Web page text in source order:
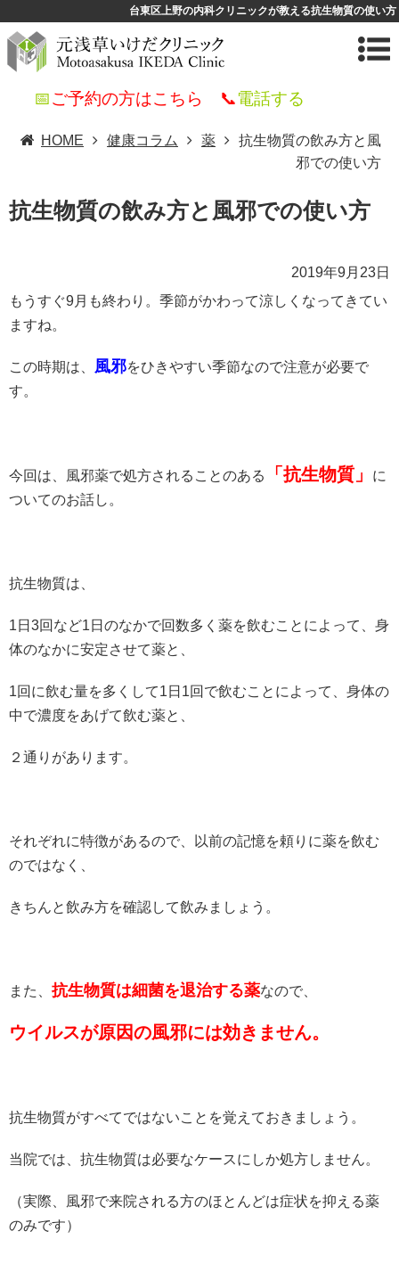
台東区上野の内科クリニックが教える抗生物質の使い方
📅ご予約の方はこちら 📞電話する
HOME 健康コラム 薬
抗生物質の飲み方と風
邪での使い方
抗生物質の飲み方と風邪での使い方
2019年9月23日
もうすぐ9月も終わり。季節がかわって涼しくなってきてい
ますね。
この時期は、 風邪をひきやすい季節なので注意が必要で
す。
今回は、風邪薬で処方されることのある 「抗生物質」
に
ついてのお話し。
抗生物質は、
1日3回など1日のなかで回数多く薬を飲むことによって、身
体のなかに安定させて薬と、
1回に飲む量を多くして1日1回で飲むことによって、身体の
中で濃度をあげて飲む薬と、
２通りがあります。
それぞれに特徴があるので、以前の記憶を頼りに薬を飲む
のではなく、
きちんと飲み方を確認して飲みましょう。
また、 抗生物質は細菌を退治する薬なので、
ウイルスが原因の風邪には効きません。
抗生物質がすべてではないことを覚えておきましょう。
当院では、抗生物質は必要なケースにしか処方しません。
（実際、風邪で来院される方のほとんどは症状を抑える薬
のみです）